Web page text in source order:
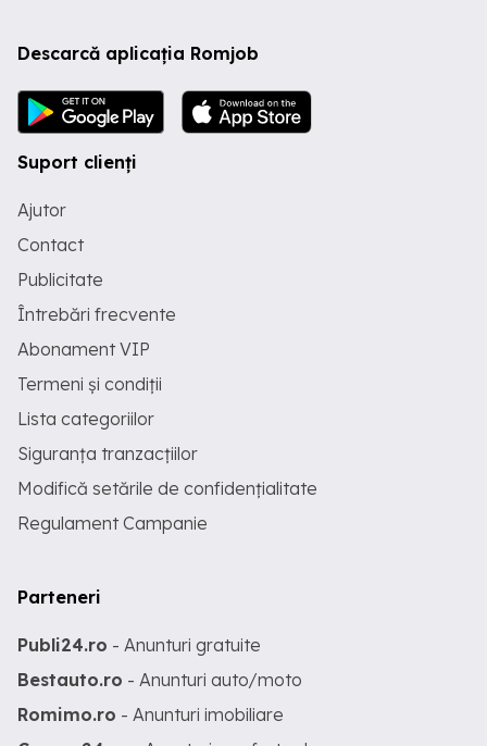
Descarcă aplicația Romjob
Suport clienți
Ajutor
Contact
Publicitate
Întrebări frecvente
Abonament VIP
Termeni și condiții
Lista categoriilor
Siguranța tranzacțiilor
Modifică setările de confidențialitate
Regulament Campanie
Parteneri
Publi24.ro - Anunturi gratuite
Bestauto.ro - Anunturi auto/moto
Romimo.ro - Anunturi imobiliare